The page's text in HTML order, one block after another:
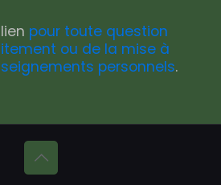
pour toute question
ou de la mise à
personnels.